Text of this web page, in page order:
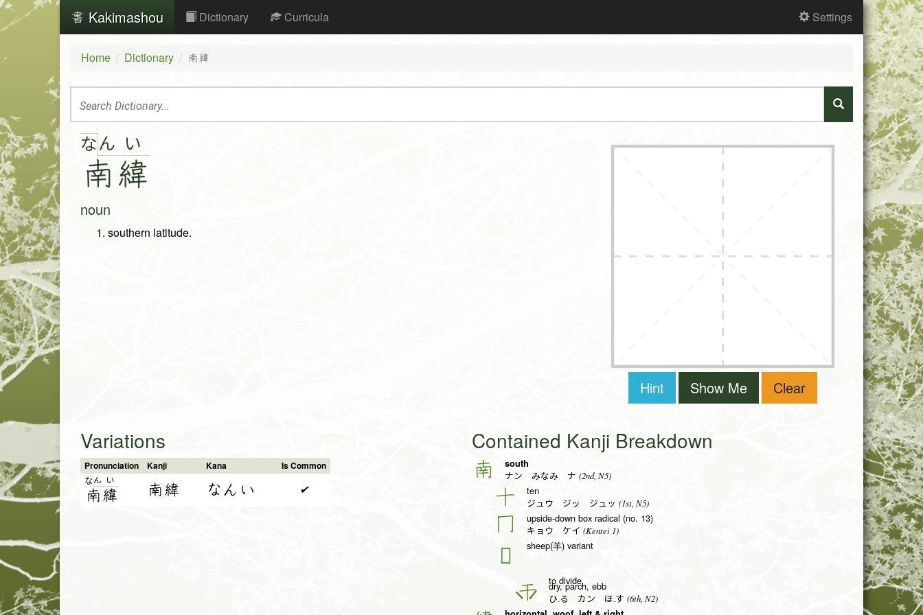
Kakimashou Dictionary Curricula Settings
Home Dictionary 南緯
なん
南
い
緯
noun
southern latitude.
Hint Show Me Clear
Variations
Pronunciation Kanji Kana Is Common
なん
南
い
緯 南緯 なんい ✔
Contained Kanji Breakdown
南 south
ナン みなみ ナ (2nd, N5)
十 ten
ジュウ ジッ ジュッ (1st, N5)
冂 upside-down box radical (no. 13)
キョウ ケイ (Kentei 1)
𢆉 sheep(羊) variant
to divide
干 dry, parch, ebb
ひ.る カン ほ.す (6th, N2)